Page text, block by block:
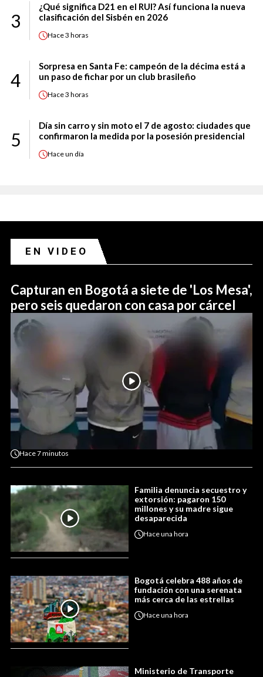
3
¿Qué significa D21 en el RUI? Así funciona la nueva
clasificación del Sisbén en 2026
Hace3 horas
4
Sorpresa en Santa Fe: campeón de la décima está a
un paso de fichar por un club brasileño
Hace3 horas
5
Día sin carro y sin moto el 7 de agosto: ciudades que
confirmaron la medida por la posesión presidencial
Haceun día
EN VIDEO
Capturan en Bogotá a siete de 'Los Mesa',
pero seis quedaron con casa por cárcel
Hace7 minutos
Familia denuncia secuestro y
extorsión: pagaron 150
millones y su madre sigue
desaparecida
Haceuna hora
Bogotá celebra 488 años de
fundación con una serenata
más cerca de las estrellas
Haceuna hora
Ministerio de Transporte